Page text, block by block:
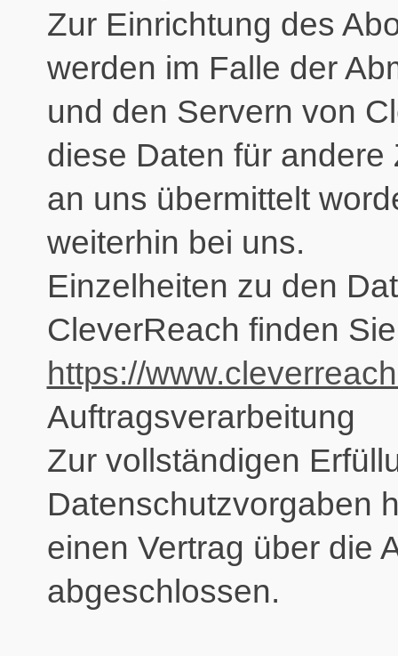
Zur Einrichtung des
werden im Falle der
und den Servern von
diese Daten für
an uns übermittelt
weiterhin bei uns.
Einzelheiten zu den
CleverReach finden
https://
Auftragsverarbeitung
Zur vollständigen
Datenschutzvorgaben
einen Vertrag über die
abgeschlossen.